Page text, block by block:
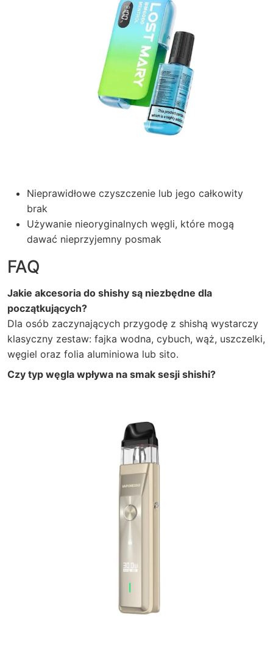
Nieprawidłowe czyszczenie lub jego całkowity
brak
Używanie nieoryginalnych węgli, które mogą
dawać nieprzyjemny posmak
FAQ
Jakie akcesoria do shishy są niezbędne dla
początkujących?
Dla osób zaczynających przygodę z shishą wystarczy
klasyczny zestaw: fajka wodna, cybuch, wąż, uszczelki,
węgiel oraz folia aluminiowa lub sito.
Czy typ węgla wpływa na smak sesji shishi?